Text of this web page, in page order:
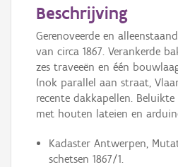
Beschrijving
Gerenoveerde en
van circa 1867. Verankerde
zes traveeën en één
(nok parallel aan straat,
recente dakkapellen.
met houten lateien en
Kadaster Antwerpen,
schetsen 1867/1.